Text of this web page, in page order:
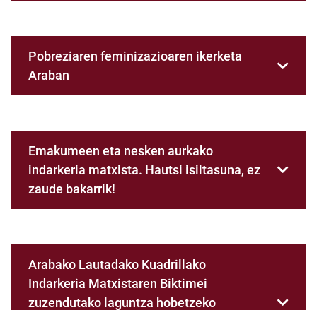
Pobreziaren feminizazioaren ikerketa
Araban
Emakumeen eta nesken aurkako
indarkeria matxista. Hautsi isiltasuna, ez
zaude bakarrik!
Arabako Lautadako Kuadrillako
Indarkeria Matxistaren Biktimei
zuzendutako laguntza hobetzeko